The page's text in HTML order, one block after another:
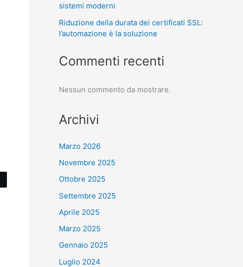
sistemi moderni
Riduzione della durata dei certificati SSL:
l’automazione è la soluzione
Commenti recenti
Nessun commento da mostrare.
Archivi
Marzo 2026
Novembre 2025
Ottobre 2025
Settembre 2025
Aprile 2025
Marzo 2025
Gennaio 2025
Luglio 2024